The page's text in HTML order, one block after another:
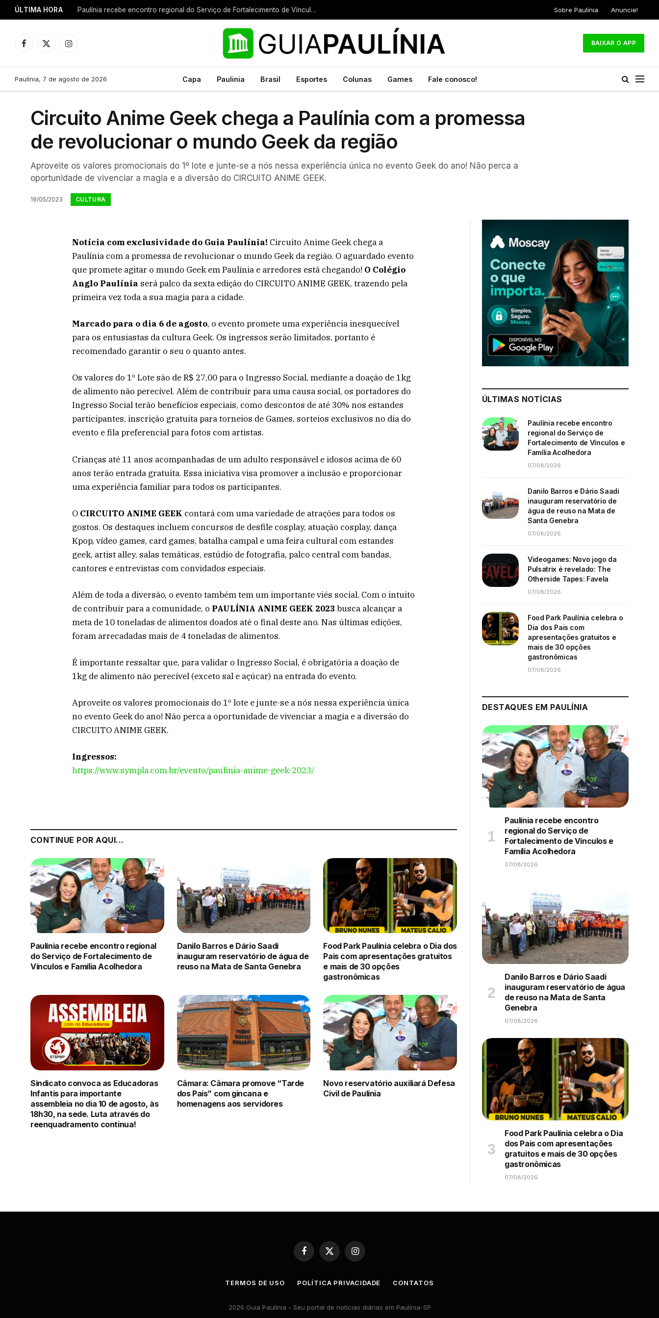
ÚLTIMA HORA Paulínia recebe encontro regional do Serviço de Fortalecimento de Vínculos e Família Acolhedora Sobre Paulínia Anuncie!
Facebook
X
Instagram
BAIXAR O APP
Paulínia, 7 de agosto de 2026 Capa Paulinia Brasil Esportes Colunas Games Fale conosco!
Circuito Anime Geek chega a Paulínia com a promessa
de revolucionar o mundo Geek da região
Aproveite os valores promocionais do 1º lote e junte-se a nós nessa experiência única no evento Geek do ano! Não perca a
oportunidade de vivenciar a magia e a diversão do CIRCUITO ANIME GEEK.
19/05/2023 CULTURA
Notícia com exclusividade do Guia Paulínia! Circuito Anime Geek chega a
Paulínia com a promessa de revolucionar o mundo Geek da região. O aguardado evento
que promete agitar o mundo Geek em Paulínia e arredores está chegando! O Colégio
Anglo Paulínia será palco da sexta edição do CIRCUITO ANIME GEEK, trazendo pela
primeira vez toda a sua magia para a cidade.
Marcado para o dia 6 de agosto, o evento promete uma experiência inesquecível
para os entusiastas da cultura Geek. Os ingressos serão limitados, portanto é
recomendado garantir o seu o quanto antes.
Os valores do 1º Lote são de R$ 27,00 para o Ingresso Social, mediante a doação de 1kg
de alimento não perecível. Além de contribuir para uma causa social, os portadores do
Ingresso Social terão benefícios especiais, como descontos de até 30% nos estandes
participantes, inscrição gratuita para torneios de Games, sorteios exclusivos no dia do
evento e fila preferencial para fotos com artistas.
Crianças até 11 anos acompanhadas de um adulto responsável e idosos acima de 60
anos terão entrada gratuita. Essa iniciativa visa promover a inclusão e proporcionar
uma experiência familiar para todos os participantes.
O CIRCUITO ANIME GEEK contará com uma variedade de atrações para todos os
gostos. Os destaques incluem concursos de desfile cosplay, atuação cosplay, dança
Kpop, vídeo games, card games, batalha campal e uma feira cultural com estandes
geek, artist alley, salas temáticas, estúdio de fotografia, palco central com bandas,
cantores e entrevistas com convidados especiais.
Além de toda a diversão, o evento também tem um importante viés social. Com o intuito
de contribuir para a comunidade, o PAULÍNIA ANIME GEEK 2023 busca alcançar a
meta de 10 toneladas de alimentos doados até o final deste ano. Nas últimas edições,
foram arrecadadas mais de 4 toneladas de alimentos.
É importante ressaltar que, para validar o Ingresso Social, é obrigatória a doação de
1kg de alimento não perecível (exceto sal e açúcar) na entrada do evento.
Aproveite os valores promocionais do 1º lote e junte-se a nós nessa experiência única
no evento Geek do ano! Não perca a oportunidade de vivenciar a magia e a diversão do
CIRCUITO ANIME GEEK.
Ingressos:
https://www.sympla.com.br/evento/paulinia-anime-geek-2023/
CONTINUE POR AQUI...
Paulínia recebe encontro regional
do Serviço de Fortalecimento de
Vínculos e Família Acolhedora
Danilo Barros e Dário Saadi
inauguram reservatório de água de
reuso na Mata de Santa Genebra
Food Park Paulínia celebra o Dia dos
Pais com apresentações gratuitos
e mais de 30 opções
gastronômicas
Sindicato convoca as Educadoras
Infantis para importante
assembleia no dia 10 de agosto, às
18h30, na sede. Luta através do
reenquadramento continua!
Câmara: Câmara promove “Tarde
dos Pais” com gincana e
homenagens aos servidores
Novo reservatório auxiliará Defesa
Civil de Paulínia
ÚLTIMAS NOTÍCIAS
Paulínia recebe encontro
regional do Serviço de
Fortalecimento de Vínculos e
Família Acolhedora
07/08/2026
Danilo Barros e Dário Saadi
inauguram reservatório de
água de reuso na Mata de
Santa Genebra
07/08/2026
Videogames: Novo jogo da
Pulsatrix é revelado: The
Otherside Tapes: Favela
07/08/2026
Food Park Paulínia celebra o
Dia dos Pais com
apresentações gratuitos e
mais de 30 opções
gastronômicas
07/08/2026
DESTAQUES EM PAULÍNIA
Paulínia recebe encontro
regional do Serviço de
Fortalecimento de Vínculos e
Família Acolhedora
07/08/2026
Danilo Barros e Dário Saadi
inauguram reservatório de água
de reuso na Mata de Santa
Genebra
07/08/2026
Food Park Paulínia celebra o Dia
dos Pais com apresentações
gratuitos e mais de 30 opções
gastronômicas
07/08/2026
Facebook
X
Instagram
TERMOS DE USO POLÍTICA PRIVACIDADE CONTATOS
2026 Guia Paulínia - Seu portal de notícias diárias em Paulínia-SP